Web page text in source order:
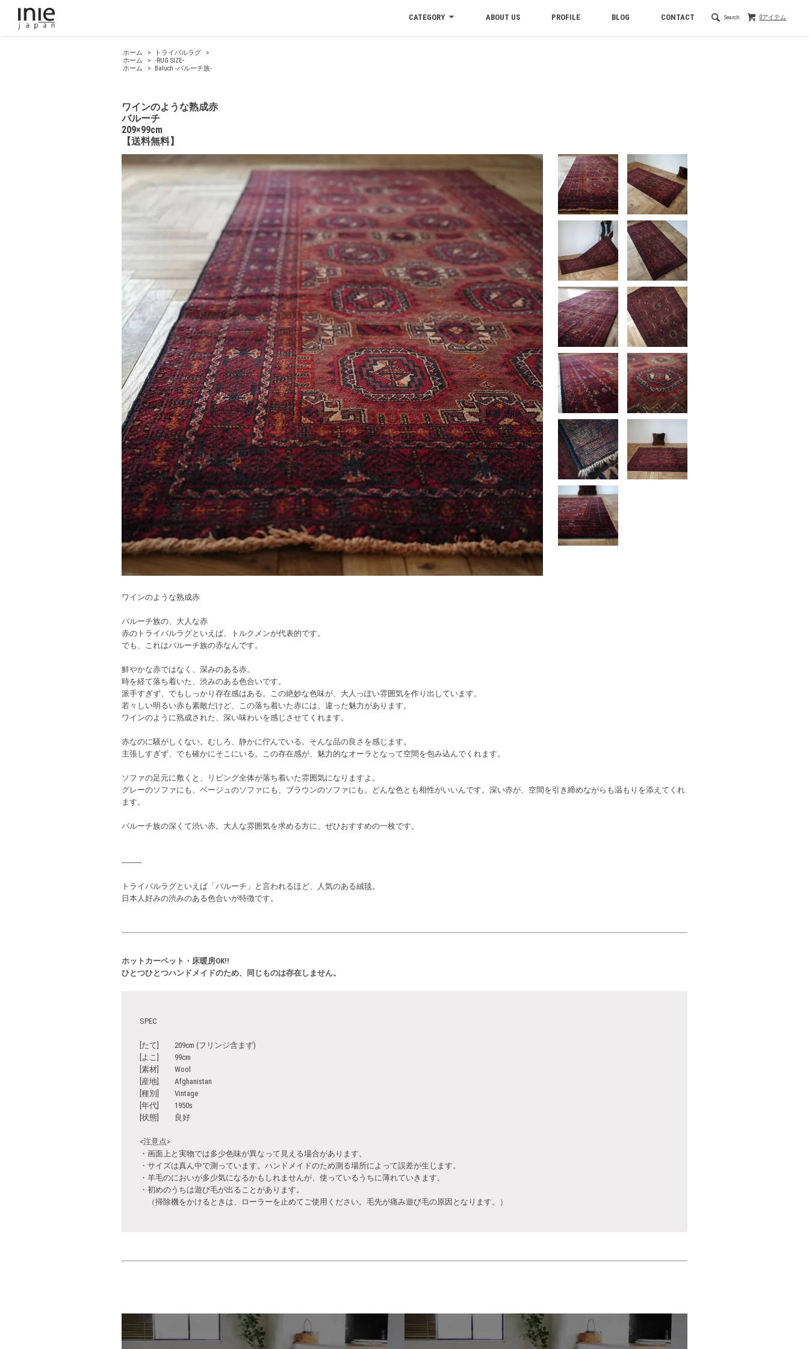
0アイテム
Search
CATEGORY ABOUT US PROFILE BLOG CONTACT
ホーム > トライバルラグ
>
ホーム
> -RUG SIZE-
ホーム
> Baluch -バルーチ族-
ワインのような熟成赤
バルーチ
209×99cm
【送料無料】
ワインのような熟成赤
バルーチ族の、大人な赤
赤のトライバルラグといえば、トルクメンが代表的です。
でも、これはバルーチ族の赤なんです。
鮮やかな赤ではなく、深みのある赤。
時を経て落ち着いた、渋みのある色合いです。
派手すぎず、でもしっかり存在感はある。この絶妙な色味が、大人っぽい雰囲気を作り出しています。
若々しい明るい赤も素敵だけど、この落ち着いた赤には、違った魅力があります。
ワインのように熟成された、深い味わいを感じさせてくれます。
赤なのに騒がしくない。むしろ、静かに佇んでいる。そんな品の良さを感じます。
主張しすぎず、でも確かにそこにいる。この存在感が、魅力的なオーラとなって空間を包み込んでくれます。
ソファの足元に敷くと、リビング全体が落ち着いた雰囲気になりますよ。
グレーのソファにも、ベージュのソファにも、ブラウンのソファにも。どんな色とも相性がいいんです。深い赤が、空間を引き締めながらも温もりを添えてくれ
ます。
バルーチ族の深くて渋い赤。大人な雰囲気を求める方に、ぜひおすすめの一枚です。
-----------
トライバルラグといえば「バルーチ」と言われるほど、人気のある絨毯。
日本人好みの渋みのある色合いが特徴です。
ホットカーペット・床暖房OK!!
ひとつひとつハンドメイドのため、同じものは存在しません。
SPEC
[たて] 209cm (フリンジ含まず)
[よこ] 99cm
[素材] Wool
[産地] Afghanistan
[種別] Vintage
[年代] 1950s
[状態] 良好
<注意点>
・画面上と実物では多少色味が異なって見える場合があります。
・サイズは真ん中で測っています。ハンドメイドのため測る場所によって誤差が生じます。
・羊毛のにおいが多少気になるかもしれませんが、使っているうちに薄れていきます。
・初めのうちは遊び毛が出ることがあります。
（掃除機をかけるときは、ローラーを止めてご使用ください。毛先が痛み遊び毛の原因となります。）